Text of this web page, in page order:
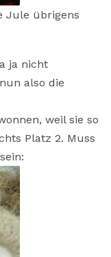
Jule übrigens
ja nicht
also die
weil sie so
Platz 2. Muss